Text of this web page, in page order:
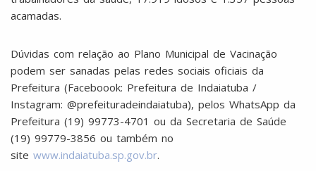
acamadas.
Dúvidas com relação ao Plano Municipal de Vacinação
podem ser sanadas pelas redes sociais oficiais da
Prefeitura (Faceboook: Prefeitura de Indaiatuba /
Instagram: @prefeituradeindaiatuba), pelos WhatsApp da
Prefeitura (19) 99773-4701 ou da Secretaria de Saúde
(19) 99779-3856 ou também no
site www.indaiatuba.sp.gov.br.